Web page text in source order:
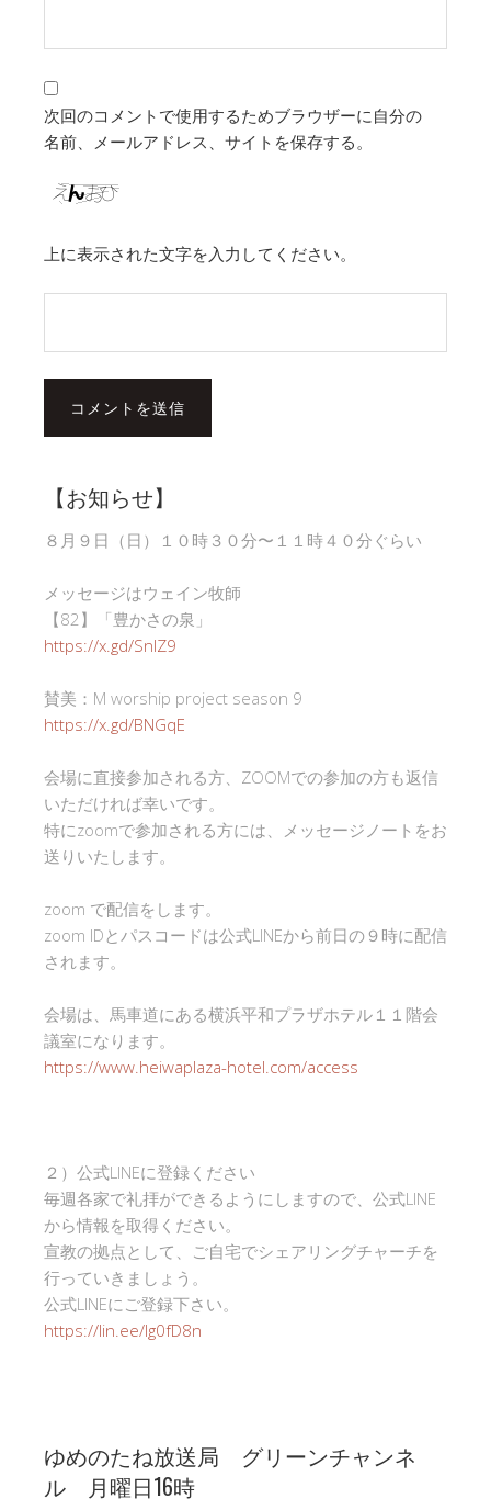
次回のコメントで使用するためブラウザーに自分の
名前、メールアドレス、サイトを保存する。
上に表示された文字を入力してください。
【お知らせ】
８月９日（日）１０時３０分〜１１時４０分ぐらい
メッセージはウェイン牧師
【82】「豊かさの泉」
https://x.gd/SnlZ9
賛美：M worship project season 9
https://x.gd/BNGqE
会場に直接参加される方、ZOOMでの参加の方も返信
いただければ幸いです。
特にzoomで参加される方には、メッセージノートをお
送りいたします。
zoom で配信をします。
zoom IDとパスコードは公式LINEから前日の９時に配信
されます。
会場は、馬車道にある横浜平和プラザホテル１１階会
議室になります。
https://www.heiwaplaza-hotel.com/access
２）公式LINEに登録ください
毎週各家で礼拝ができるようにしますので、公式LINE
から情報を取得ください。
宣教の拠点として、ご自宅でシェアリングチャーチを
行っていきましょう。
公式LINEにご登録下さい。
https://lin.ee/Ig0fD8n
ゆめのたね放送局 グリーンチャンネ
ル 月曜日16時